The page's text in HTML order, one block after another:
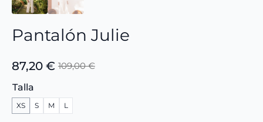
Pantalón Julie
109,00€
El
precio
original
era:
87,20 €
El
precio
actual
es:
Talla
XS S M L